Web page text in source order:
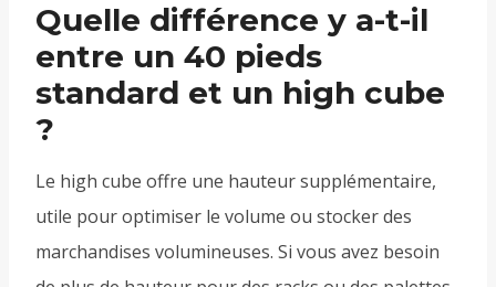
Quelle différence y a-t-il
entre un 40 pieds
standard et un high cube
?
Le high cube offre une hauteur supplémentaire,
utile pour optimiser le volume ou stocker des
marchandises volumineuses. Si vous avez besoin